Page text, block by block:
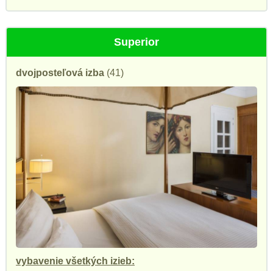
Superior
dvojposteľová izba (41)
vybavenie všetkých izieb: